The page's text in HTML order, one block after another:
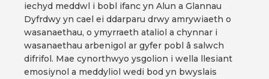
iechyd meddwl i bobl ifanc yn Alun a Glannau
Dyfrdwy yn cael ei ddarparu drwy amrywiaeth o
wasanaethau, o ymyrraeth ataliol a chynnar i
wasanaethau arbenigol ar gyfer pobl â salwch
difrifol. Mae cynorthwyo ysgolion i wella llesiant
emosiynol a meddyliol wedi bod yn bwyslais